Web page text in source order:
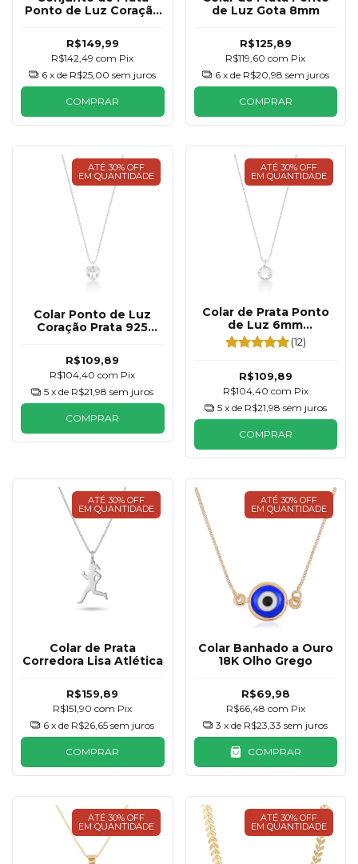
Ponto de Luz Coração
R$149,99
R$142,49com Pix
6 x de R$25,00 sem juros
COMPRAR
de Luz Gota 8mm
R$125,89
R$119,60com Pix
6 x de R$20,98 sem juros
COMPRAR
ATÉ 30% OFF
EM QUANTIDADE
Colar Ponto de Luz
Coração Prata 925
R$109,89
R$104,40com Pix
5 x de R$21,98 sem juros
COMPRAR
ATÉ 30% OFF
EM QUANTIDADE
Colar de Prata Ponto
de Luz 6mm
Tradicional(12)
R$109,89
R$104,40 com Pix
5 x de R$21,98 sem juros
COMPRAR
ATÉ 30% OFF
EM QUANTIDADE
Colar de Prata
Corredora Lisa Atlética
R$159,89
R$151,90com Pix
6 x de R$26,65 sem juros
COMPRAR
ATÉ 30% OFF
EM QUANTIDADE
Colar Banhado a Ouro
18K Olho Grego
R$69,98
R$66,48 com Pix
3 x de R$23,33 sem juros
COMPRAR
ATÉ 30% OFF
EM QUANTIDADE
ATÉ 30% OFF
EM QUANTIDADE